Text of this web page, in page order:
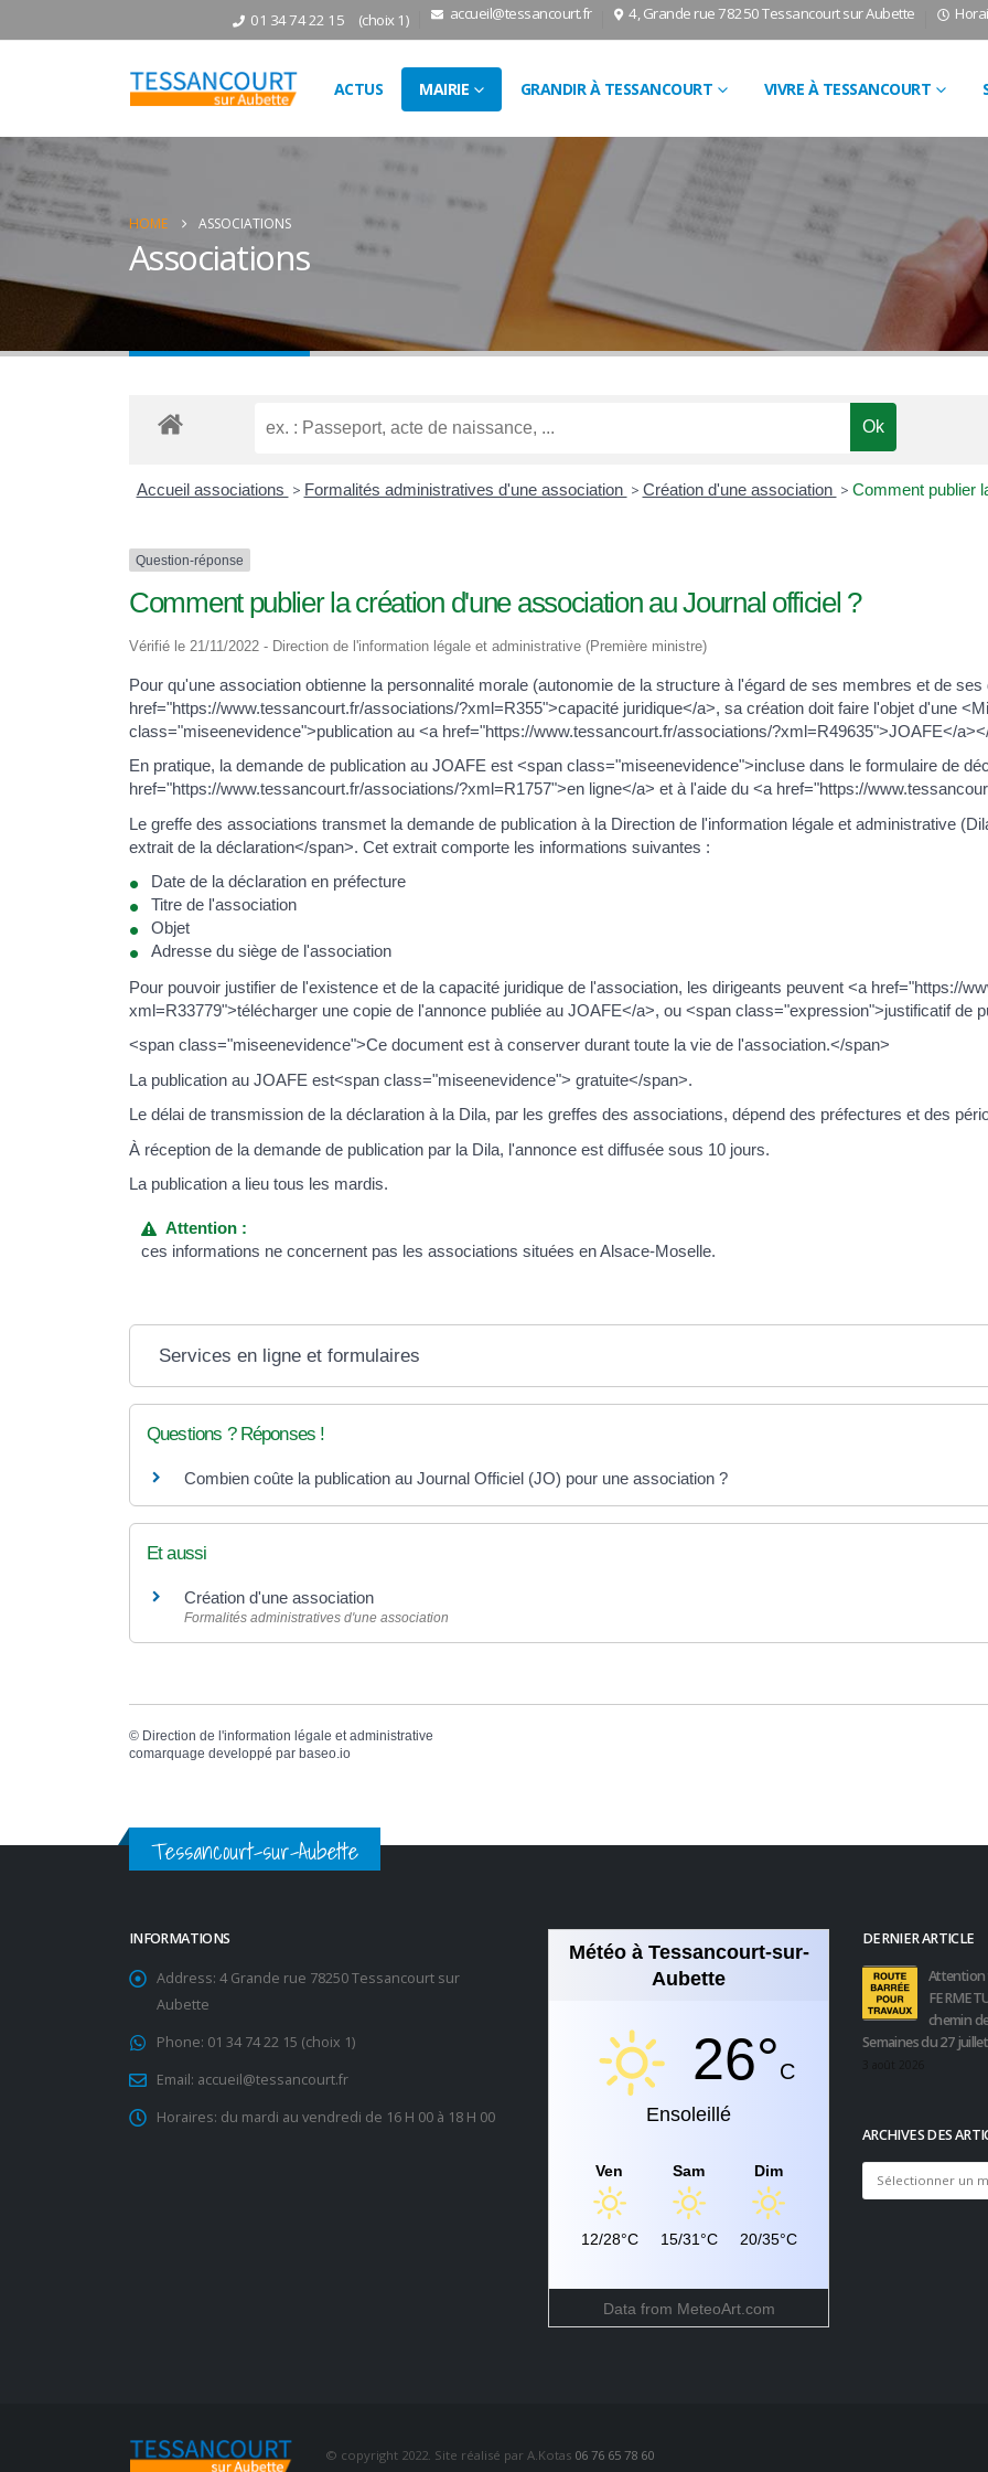
01 34 74 22 15 (choix 1) accueil@tessancourt.fr 4, Grande rue 78250 Tessancourt sur Aubette
ACTUS MAIRIE GRANDIR À TESSANCOURT VIVRE À TESSANCOURT
HOME ASSOCIATIONS
Associations
Accueil associations > Formalités administratives d'une association > Création d'une association > Comment publier
Question-réponse
Comment publier la création d'une association au Journal officiel ?
Vérifié le 21/11/2022 - Direction de l'information légale et administrative (Première ministre)
Pour qu'une association obtienne la personnalité morale (autonomie de la structure à l'égard de ses membres et de ses
href="https://www.tessancourt.fr/associations/?xml=R355">capacité juridique</a>, sa création doit faire l'objet d'une
class="miseenevidence">publication au <a href="https://www.tessancourt.fr/associations/?xml=R49635">JOAFE</
En pratique, la demande de publication au JOAFE est <span class="miseenevidence">incluse dans le formulaire de
href="https://www.tessancourt.fr/associations/?xml=R1757">en ligne</a> et à l'aide du <a href="https://
Le greffe des associations transmet la demande de publication à la Direction de l'information légale et administrative
extrait de la déclaration</span>. Cet extrait comporte les informations suivantes :
Date de la déclaration en préfecture
Titre de l'association
Objet
Adresse du siège de l'association
Pour pouvoir justifier de l'existence et de la capacité juridique de l'association, les dirigeants peuvent <a href="https://
xml=R33779">télécharger une copie de l'annonce publiée au JOAFE</a>, ou <span class="expression">justificatif de
<span class="miseenevidence">Ce document est à conserver durant toute la vie de l'association.</span>
La publication au JOAFE est<span class="miseenevidence"> gratuite</span>.
Le délai de transmission de la déclaration à la Dila, par les greffes des associations, dépend des préfectures et des
À réception de la demande de publication par la Dila, l'annonce est diffusée sous 10 jours.
La publication a lieu tous les mardis.
Attention :
ces informations ne concernent pas les associations situées en Alsace-Moselle.
Services en ligne et formulaires
Questions ? Réponses !
Combien coûte la publication au Journal Officiel (JO) pour une association ?
Et aussi
Création d'une association
Formalités administratives d'une association
© Direction de l'information légale et administrative
comarquage developpé par baseo.io
Tessancourt-sur-Aubette
INFORMATIONS
Address: 4 Grande rue 78250 Tessancourt sur
Aubette
Phone: 01 34 74 22 15 (choix 1)
Email: accueil@tessancourt.fr
Horaires: du mardi au vendredi de 16 H 00 à 18 H 00
Météo à Tessancourt-sur-
Aubette
26°C
Ensoleillé
Ven
12/28°C
Sam
15/31°C
Dim
20/35°C
Data from MeteoArt.com
DERNIER ARTICLE
Attention
chemin
Semaines du 27
ARCHIVES DES
Archives
des
© copyright 2022. Site réalisé par A.Kotas 06 76 65 78 60